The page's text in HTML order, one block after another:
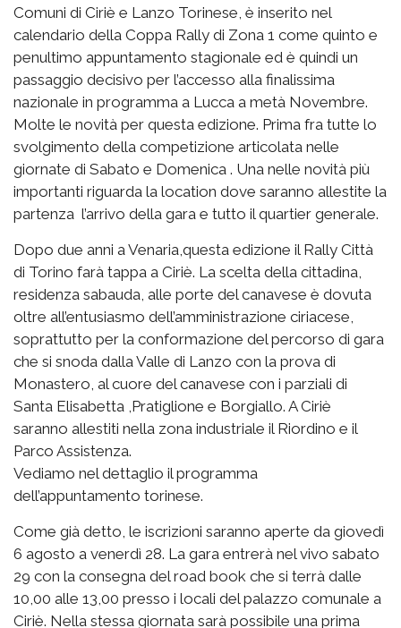
Comuni di Ciriè e Lanzo Torinese, è inserito nel
calendario della Coppa Rally di Zona 1 come quinto e
penultimo appuntamento stagionale ed è quindi un
passaggio decisivo per l’accesso alla finalissima
nazionale in programma a Lucca a metà Novembre.
Molte le novità per questa edizione. Prima fra tutte lo
svolgimento della competizione articolata nelle
giornate di Sabato e Domenica . Una nelle novità più
importanti riguarda la location dove saranno allestite la
partenza l’arrivo della gara e tutto il quartier generale.
Dopo due anni a Venaria,questa edizione il Rally Città
di Torino farà tappa a Ciriè. La scelta della cittadina,
residenza sabauda, alle porte del canavese è dovuta
oltre all’entusiasmo dell’amministrazione ciriacese,
soprattutto per la conformazione del percorso di gara
che si snoda dalla Valle di Lanzo con la prova di
Monastero, al cuore del canavese con i parziali di
Santa Elisabetta ,Pratiglione e Borgiallo. A Ciriè
saranno allestiti nella zona industriale il Riordino e il
Parco Assistenza.
Vediamo nel dettaglio il programma
dell’appuntamento torinese.
Come già detto, le iscrizioni saranno aperte da giovedì
6 agosto a venerdì 28. La gara entrerà nel vivo sabato
29 con la consegna del road book che si terrà dalle
10,00 alle 13,00 presso i locali del palazzo comunale a
Ciriè. Nella stessa giornata sarà possibile una prima